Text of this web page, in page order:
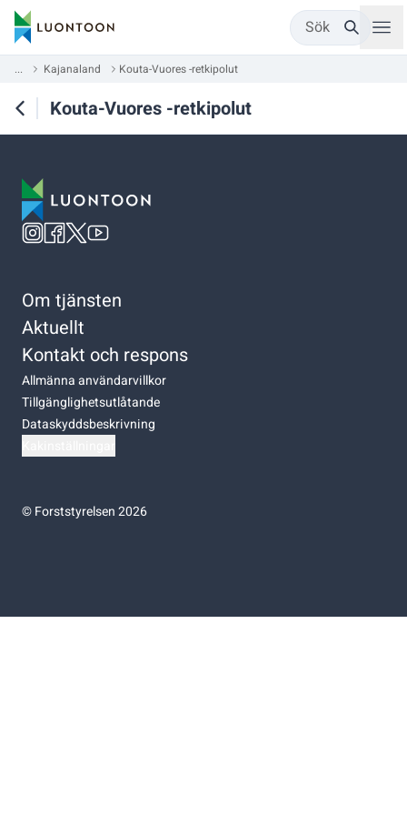
Sök
... Kajanaland Kouta-Vuores -retkipolut
Kouta-Vuores -retkipolut
Om tjänsten
Aktuellt
Kontakt och respons
Allmänna användarvillkor
Tillgänglighetsutlåtande
Dataskyddsbeskrivning
©Forststyrelsen 2026